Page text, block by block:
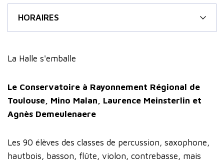
HORAIRES
La Halle s'emballe
Le Conservatoire à Rayonnement Régional de
Toulouse, Mino Malan, Laurence Meinsterlin et
Agnès Demeulenaere
Les 90 élèves des classes de percussion, saxophone,
hautbois, basson, flûte, violon, contrebasse, mais